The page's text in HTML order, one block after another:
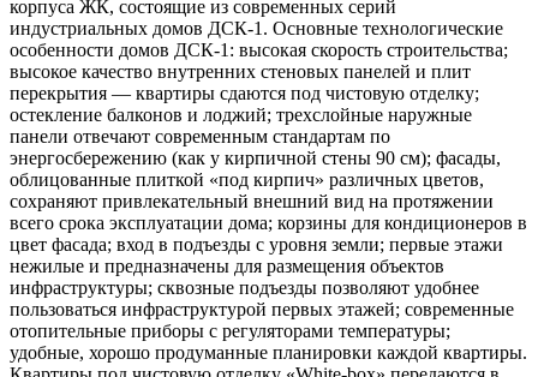
корпуса ЖК, состоящие из современных серий
индустриальных домов ДСК-1. Основные технологические
особенности домов ДСК-1: высокая скорость строительства;
высокое качество внутренних стеновых панелей и плит
перекрытия — квартиры сдаются под чистовую отделку;
остекление балконов и лоджий; трехслойные наружные
панели отвечают современным стандартам по
энергосбережению (как у кирпичной стены 90 см); фасады,
облицованные плиткой «под кирпич» различных цветов,
сохраняют привлекательный внешний вид на протяжении
всего срока эксплуатации дома; корзины для кондиционеров в
цвет фасада; вход в подъезды с уровня земли; первые этажи
нежилые и предназначены для размещения объектов
инфраструктуры; сквозные подъезды позволяют удобнее
пользоваться инфраструктурой первых этажей; современные
отопительные приборы с регуляторами температуры;
удобные, хорошо продуманные планировки каждой квартиры.